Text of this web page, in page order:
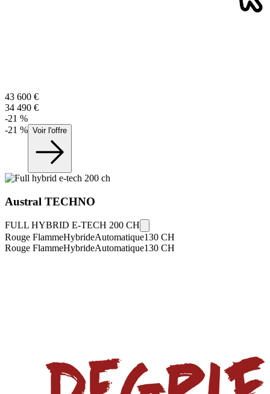
43 600 €
34 490 €
-21 %
-21 % Voir l'offre
Austral TECHNO
FULL HYBRID E-TECH 200 CH
Rouge FlammeHybrideAutomatique130 CH
Rouge FlammeHybrideAutomatique130 CH